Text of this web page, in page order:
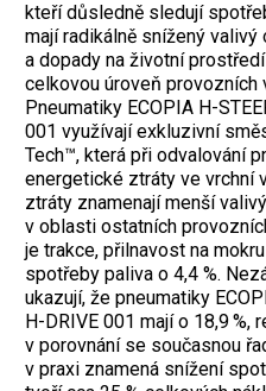
kteří důsledně sledují
mají radikálně snížený
a dopady na životní
celkovou úroveň
Pneumatiky ECOPIA H-
001 využívají exkluzivní
Tech™, která při odvalování
energetické ztráty ve vrchní
ztráty znamenají menší
v oblasti ostatních
je trakce, přilnavost na
spotřeby paliva o 4,4 %.
ukazují, že pneumatiky
H-DRIVE 001 mají o 18,9 %,
v porovnání se současnou
v praxi znamená snížení